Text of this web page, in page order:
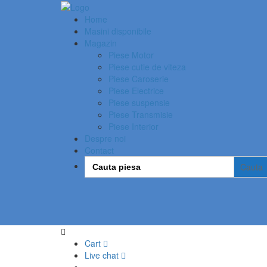
Home
Masini disponibile
Magazin
Piese Motor
Piese cutie de viteza
Piese Caroserie
Piese Electrice
Piese suspensie
Piese Transmisie
Piese Interior
Despre noi
Contact
Search
for:
Cart
Live chat